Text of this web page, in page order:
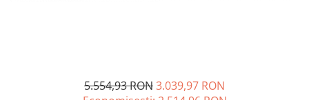
5.554,93 RON3.039,97 RON